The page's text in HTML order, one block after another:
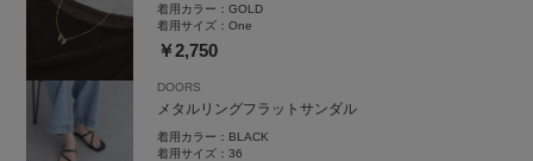
着用カラー：GOLD
着用サイズ：One
￥2,750
DOORS
メタルリングフラットサンダル
着用カラー： BLACK
着用サイズ：36